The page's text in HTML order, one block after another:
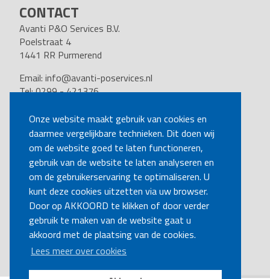
Onze website maakt gebruik van cookies en
daarmee vergelijkbare technieken. Dit doen wij
om de website goed te laten functioneren,
gebruik van de website te laten analyseren en
om de gebruikerservaring te optimaliseren. U
kunt deze cookies uitzetten via uw browser.
Door op AKKOORD te klikken of door verder
gebruik te maken van de website gaat u
akkoord met de plaatsing van de cookies.
Lees meer over cookies
CONTACT
Avanti P&O Services B.V.
Poelstraat 4
1441 RR Purmerend
Email: info@avanti-poservices.nl
Tel: 0299 - 421376
Kvk nummer: 37140121
VOLG ONS
BEL MIJ TERUG
MAAK EEN AFSPRAAK